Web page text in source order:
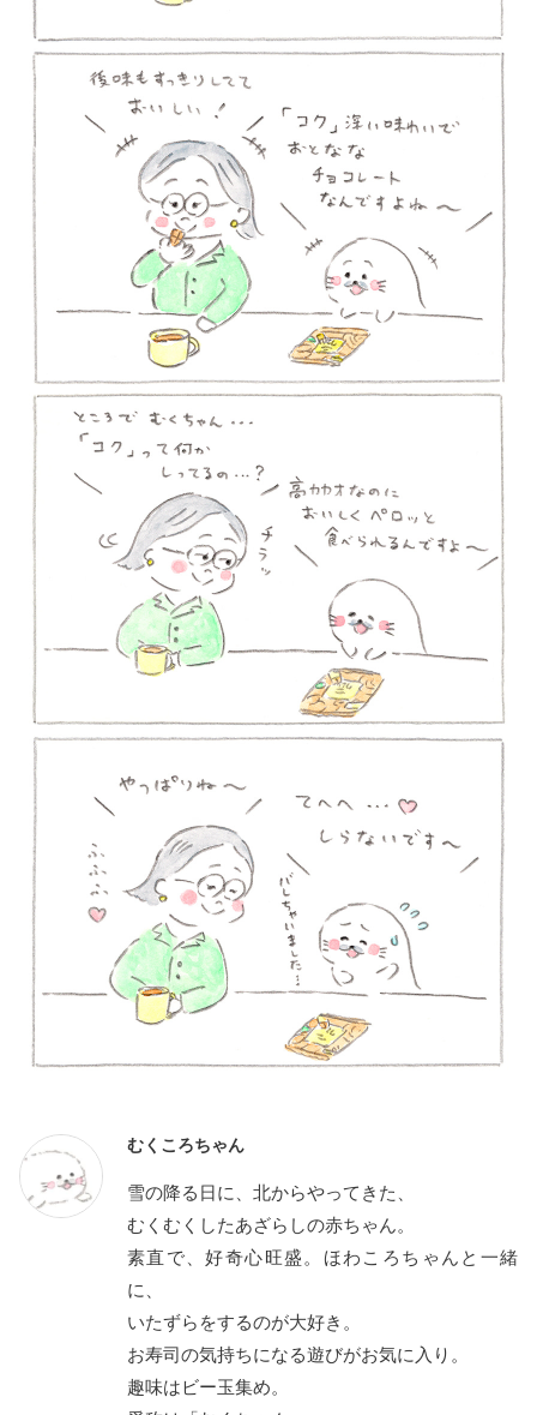
むくころちゃん
雪の降る日に、北からやってきた、
むくむくしたあざらしの赤ちゃん。
素直で、好奇心旺盛。ほわころちゃんと一緒
に、
いたずらをするのが大好き。
お寿司の気持ちになる遊びがお気に入り。
趣味はビー玉集め。